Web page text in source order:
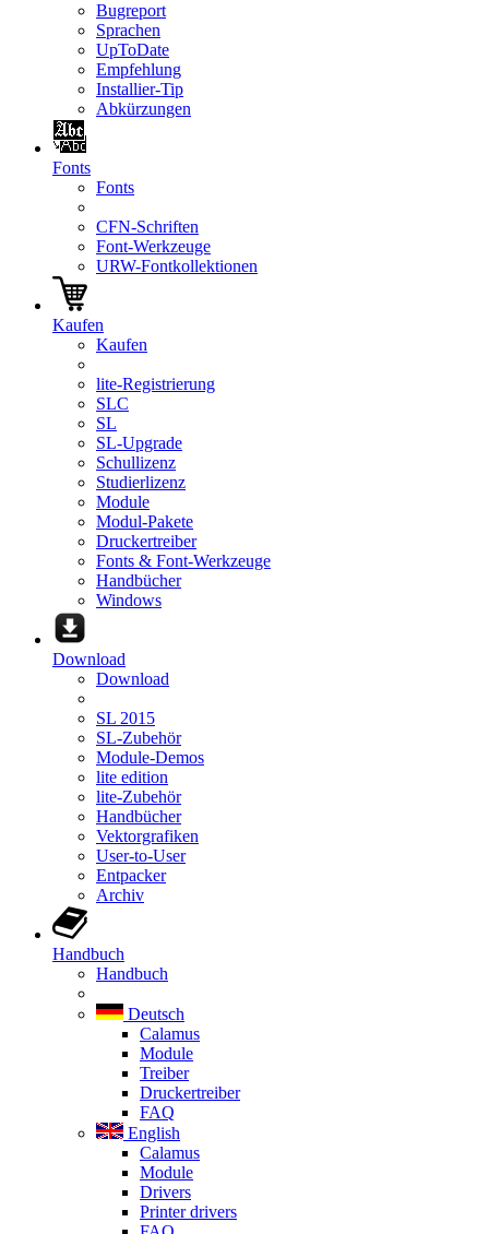
Bugreport
Sprachen
UpToDate
Empfehlung
Installier-Tip
Abkürzungen
Fonts
Fonts
CFN-Schriften
Font-Werkzeuge
URW-Fontkollektionen
Kaufen
Kaufen
lite-Registrierung
SLC
SL
SL-Upgrade
Schullizenz
Studierlizenz
Module
Modul-Pakete
Druckertreiber
Fonts & Font-Werkzeuge
Handbücher
Windows
Download
Download
SL 2015
SL-Zubehör
Module-Demos
lite edition
lite-Zubehör
Handbücher
Vektorgrafiken
User-to-User
Entpacker
Archiv
Handbuch
Handbuch
Deutsch
Calamus
Module
Treiber
Druckertreiber
FAQ
English
Calamus
Module
Drivers
Printer drivers